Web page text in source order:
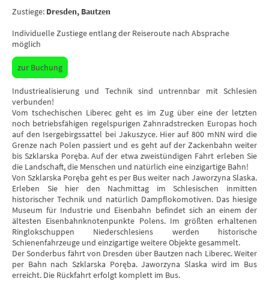
Zustiege: Dresden, Bautzen
Individuelle Zustiege entlang der Reiseroute nach Absprache
möglich
zur Buchung
Industriealisierung und Technik sind untrennbar mit Schlesien
verbunden!
Vom tschechischen Liberec geht es im Zug über eine der letzten
noch betriebsfähigen regelspurigen Zahnradstrecken Europas hoch
auf den Isergebirgssattel bei Jakuszyce. Hier auf 800 mNN wird die
Grenze nach Polen passiert und es geht auf der Zackenbahn weiter
bisSzklarska Poręba. Auf der etwa zweistündigen Fahrt erleben Sie
die Landschaft, die Menschen und natürlich eine einzigartige Bahn!
VonSzklarska Poręba geht es per Bus weiter nach Jaworzyna Slaska.
Erleben Sie hier den Nachmittag im Schlesischen inmitten
historischer Technik und natürlich Dampflokomotiven. Das hiesige
Museum für Industrie und Eisenbahn befindet sich an einem der
ältesten Eisenbahnknotenpunkte Polens. Im größten erhaltenen
Ringlokschuppen Niederschlesiens werden historische
Schienenfahrzeuge und einzigartige weitere Objekte gesammelt.
Der Sonderbus fährt von Dresden über Bautzen nach Liberec. Weiter
per Bahn nach Szklarska Poręba. Jaworzyna Slaska wird im Bus
erreicht. Die Rückfahrt erfolgt komplett im Bus.